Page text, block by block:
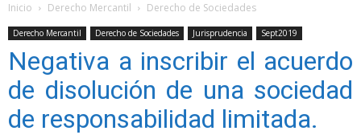
Inicio Derecho Mercantil Derecho de Sociedades
Derecho Mercantil Derecho de Sociedades Jurisprudencia Sept2019
Negativa a inscribir el acuerdo
de disolución de una sociedad
de responsabilidad limitada.